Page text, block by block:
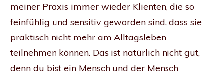
meiner Praxis immer wieder Klienten, die so
feinfühlig und sensitiv geworden sind, dass sie
praktisch nicht mehr am Alltagsleben
teilnehmen können. Das ist natürlich nicht gut,
denn du bist ein Mensch und der Mensch